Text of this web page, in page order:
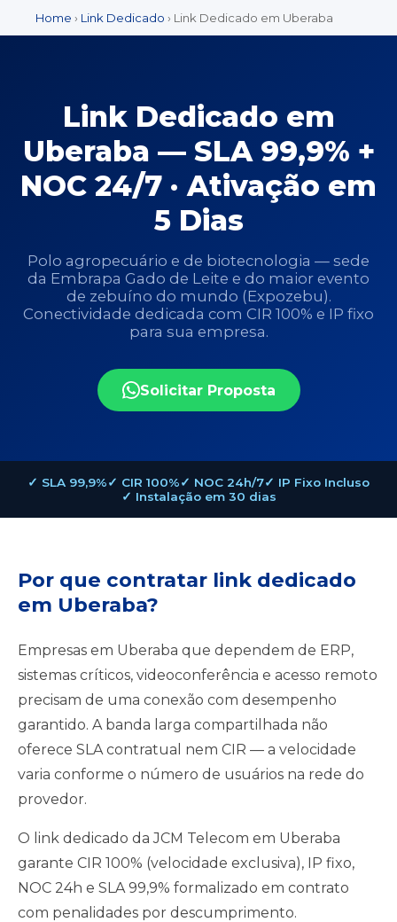
Home › Link Dedicado › Link Dedicado em Uberaba
Link Dedicado em
Uberaba — SLA 99,9% +
NOC 24/7 · Ativação em
5 Dias
Polo agropecuário e de biotecnologia — sede
da Embrapa Gado de Leite e do maior evento
de zebuíno do mundo (Expozebu).
Conectividade dedicada com CIR 100% e IP fixo
para sua empresa.
Solicitar Proposta
✓ SLA 99,9%✓ CIR 100%✓ NOC 24h/7✓ IP Fixo Incluso
✓ Instalação em 30 dias
Por que contratar link dedicado
em Uberaba?
Empresas em Uberaba que dependem de ERP,
sistemas críticos, videoconferência e acesso remoto
precisam de uma conexão com desempenho
garantido. A banda larga compartilhada não
oferece SLA contratual nem CIR — a velocidade
varia conforme o número de usuários na rede do
provedor.
O link dedicado da JCM Telecom em Uberaba
garante CIR 100% (velocidade exclusiva), IP fixo,
NOC 24h e SLA 99,9% formalizado em contrato
com penalidades por descumprimento.